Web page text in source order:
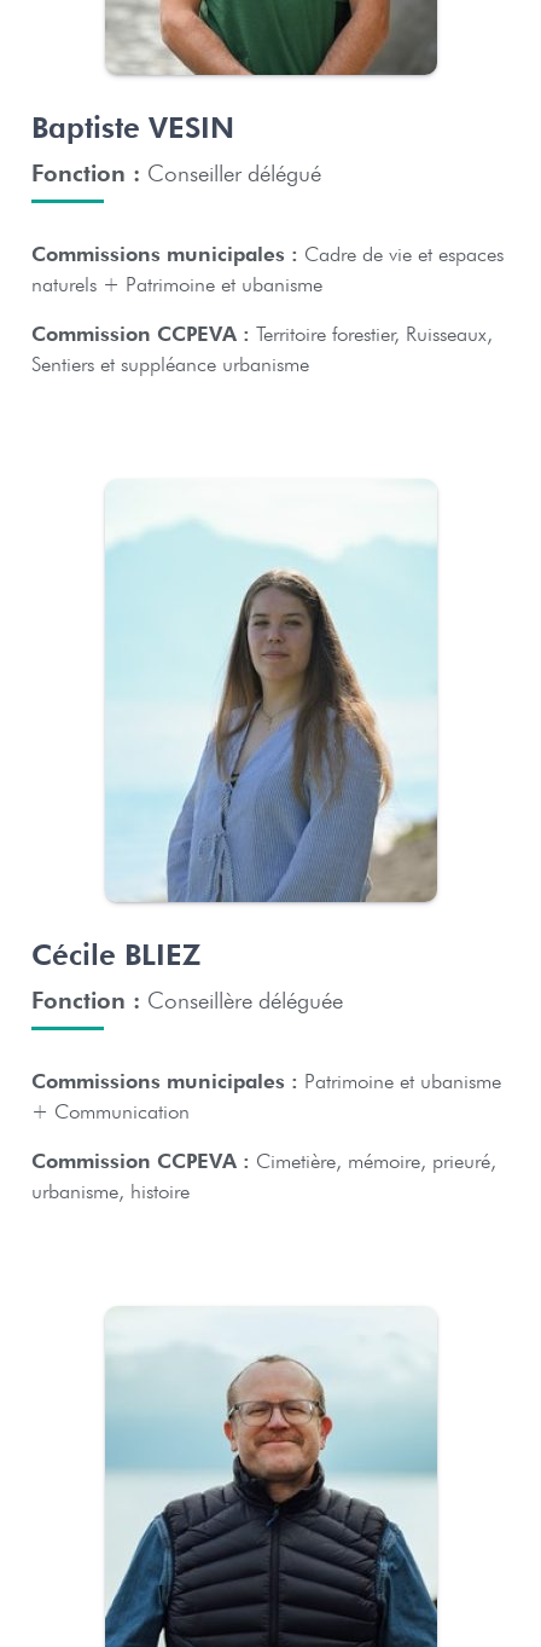
Baptiste VESIN
Fonction : Conseiller délégué
Commissions municipales : Cadre de vie et espaces
naturels + Patrimoine et ubanisme
Commission CCPEVA : Territoire forestier, Ruisseaux,
Sentiers et suppléance urbanisme
Cécile BLIEZ
Fonction : Conseillère déléguée
Commissions municipales : Patrimoine et ubanisme
+ Communication
Commission CCPEVA : Cimetière, mémoire, prieuré,
urbanisme, histoire